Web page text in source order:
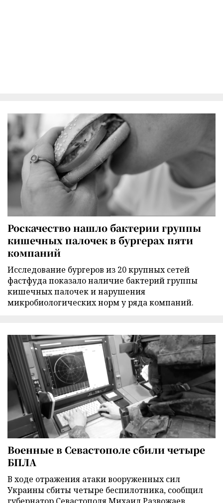
Роскачество нашло бактерии группы
кишечных палочек в бургерах пяти
компаний
Исследование бургеров из 20 крупных сетей
фастфуда показало наличие бактерий группы
кишечных палочек и нарушения
микробиологических норм у ряда компаний.
Военные в Севастополе сбили четыре
БПЛА
В ходе отражения атаки вооруженных сил
Украины сбиты четыре беспилотника, сообщил